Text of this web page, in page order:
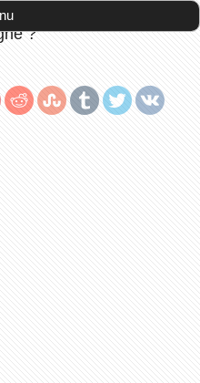
?